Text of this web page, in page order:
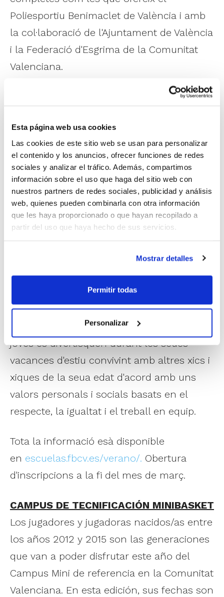
Esta página web usa cookies
Las cookies de este sitio web se usan para personalizar
el contenido y los anuncios, ofrecer funciones de redes
sociales y analizar el tráfico. Además, compartimos
información sobre el uso que haga del sitio web con
nuestros partners de redes sociales, publicidad y análisis
web, quienes pueden combinarla con otra información
que les haya proporcionado o que hayan recopilado a
partir del uso que haya hecho de sus servicios.
Mostrar detalles
Permitir todas
Personalizar
Poliesportiu Benimaclet de València i amb
la col·laboració de l'Ajuntament de València
i la Federació d'Esgrima de la Comunitat
Valenciana.
ESCUELAS DE VERANO FBCV
Dirigidas a chicos y chicas nacidos entre
los años 2008 y 2017. Este año las
Escuelas se desarrollarándel 26 de junio
al 28 de julioidel 4 al 8 de septiembre
en el Polideportivo de Benimaclet, en
Igual que a la primavera, les Escoles d'Estiu
FBCV compten amb una àmplia
programació d'activitats lúdiques i
esportives i tenen com a objectiu que els
joves es divertisquen durant les seues
vacances d'estiu convivint amb altres xics i
xiques de la seua edat d'acord amb uns
valors personals i socials basats en el
respecte, la igualtat i el treball en equip.
Tota la informació esà disponible
en escuelas.fbcv.es/verano/. Obertura
d'inscripcions a la fi del mes de març.
CAMPUS DE TECNIFICACIÓN MINIBASKET
Los jugadores y jugadoras nacidos/as entre
los años 2012 y 2015 son las generaciones
que van a poder disfrutar este año del
Campus Mini de referencia en la Comunitat
Valenciana. En esta edición, sus fechas son